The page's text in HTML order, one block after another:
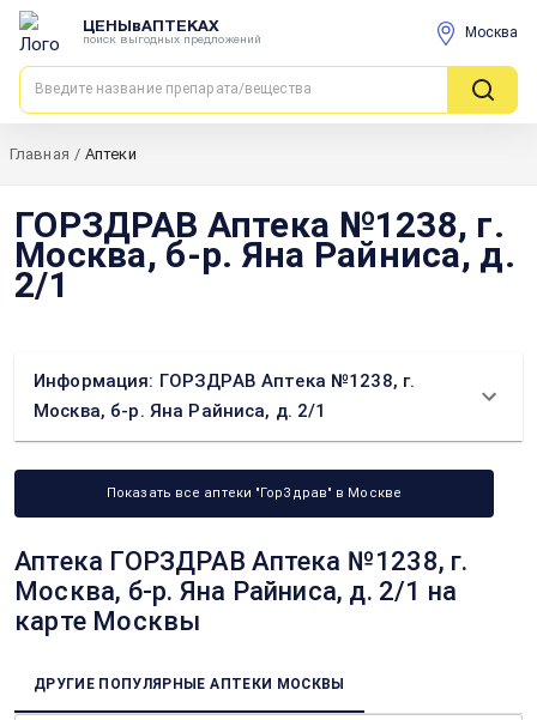
ЦЕНЫвАПТЕКАХ
поиск выгодных предложений Москва
Главная / Аптеки
ГОРЗДРАВ Аптека №1238, г.
Москва, б-р. Яна Райниса, д.
2/1
Информация: ГОРЗДРАВ Аптека №1238, г.
Москва, б-р. Яна Райниса, д. 2/1
Показать все аптеки "ГорЗдрав" в Москве
Аптека ГОРЗДРАВ Аптека №1238, г.
Москва, б-р. Яна Райниса, д. 2/1 на
карте Москвы
ДРУГИЕ ПОПУЛЯРНЫЕ АПТЕКИ МОСКВЫ